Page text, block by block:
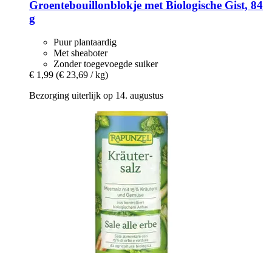
Groentebouillonblokje met Biologische Gist, 84
g
Puur plantaardig
Met sheaboter
Zonder toegevoegde suiker
€ 1,99 (€ 23,69 / kg)
Bezorging uiterlijk op 14. augustus